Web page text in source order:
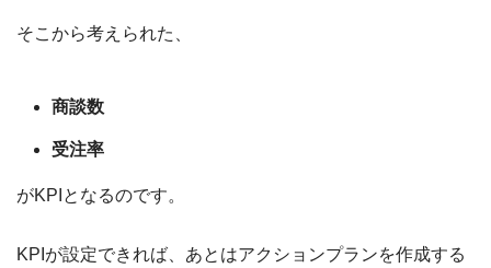
そこから考えられた、
商談数
受注率
がKPIとなるのです。
KPIが設定できれば、あとはアクションプランを作成する